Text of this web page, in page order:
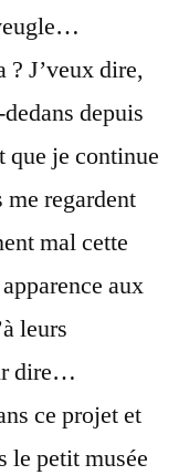
? J’veux dire,
depuis
que je continue
me regardent
mal cette
aux
leurs
dire…
ce projet et
le petit musée